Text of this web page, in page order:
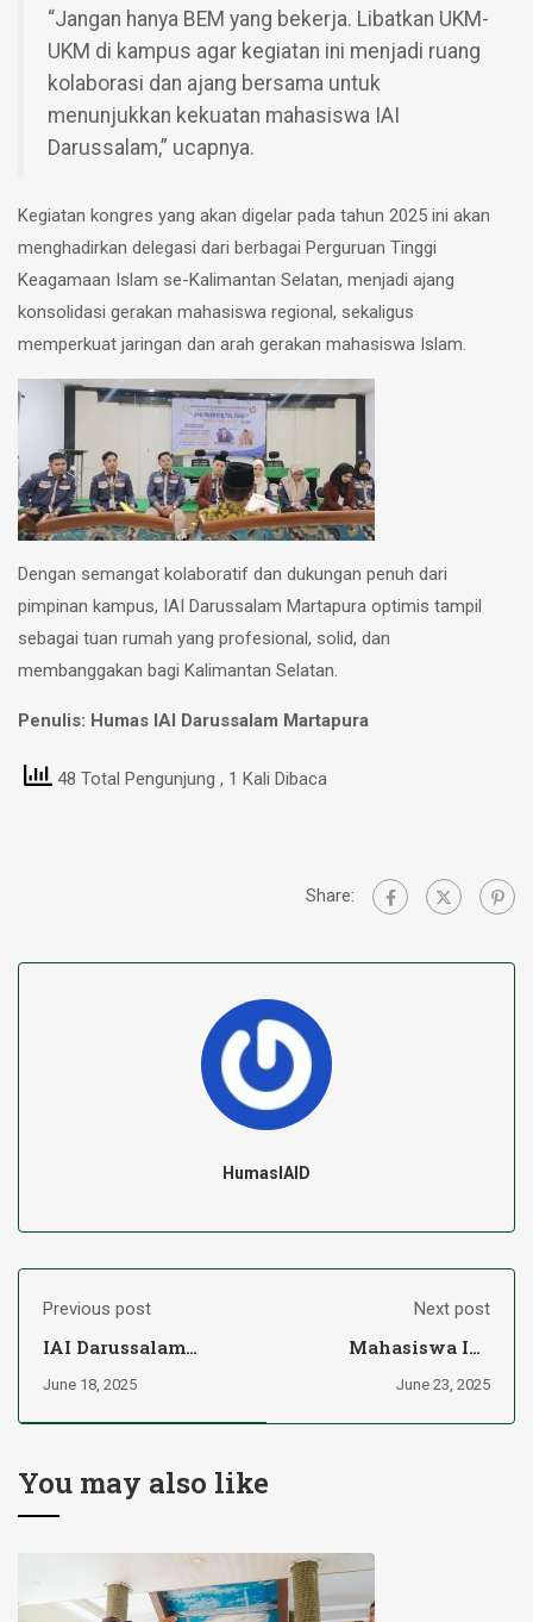
“Jangan hanya BEM yang bekerja. Libatkan UKM-
UKM di kampus agar kegiatan ini menjadi ruang
kolaborasi dan ajang bersama untuk
menunjukkan kekuatan mahasiswa IAI
Darussalam,” ucapnya.
Kegiatan kongres yang akan digelar pada tahun 2025 ini akan
menghadirkan delegasi dari berbagai Perguruan Tinggi
Keagamaan Islam se-Kalimantan Selatan, menjadi ajang
konsolidasi gerakan mahasiswa regional, sekaligus
memperkuat jaringan dan arah gerakan mahasiswa Islam.
Dengan semangat kolaboratif dan dukungan penuh dari
pimpinan kampus, IAI Darussalam Martapura optimis tampil
sebagai tuan rumah yang profesional, solid, dan
membanggakan bagi Kalimantan Selatan.
Penulis: Humas IAI Darussalam Martapura
48 Total Pengunjung , 1 Kali Dibaca
Share:
HumasIAID
Previous post
IAI Darussalam
Darul Ulum
June 18, 2025
Next post
Mahasiswa IAI
Juara 3 POMNAS
June 23, 2025
You may also like